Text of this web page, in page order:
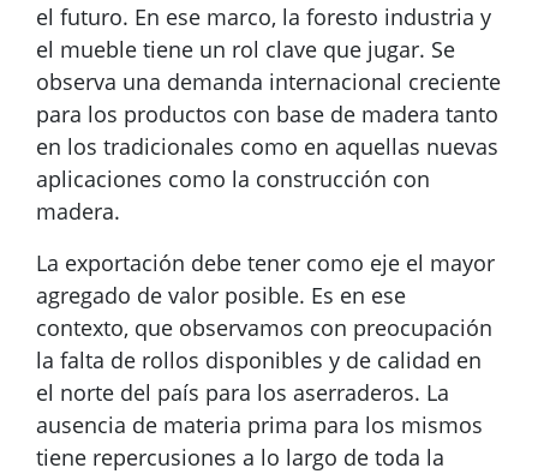
el futuro. En ese marco, la foresto industria y
el mueble tiene un rol clave que jugar. Se
observa una demanda internacional creciente
para los productos con base de madera tanto
en los tradicionales como en aquellas nuevas
aplicaciones como la construcción con
madera.
La exportación debe tener como eje el mayor
agregado de valor posible. Es en ese
contexto, que observamos con preocupación
la falta de rollos disponibles y de calidad en
el norte del país para los aserraderos. La
ausencia de materia prima para los mismos
tiene repercusiones a lo largo de toda la